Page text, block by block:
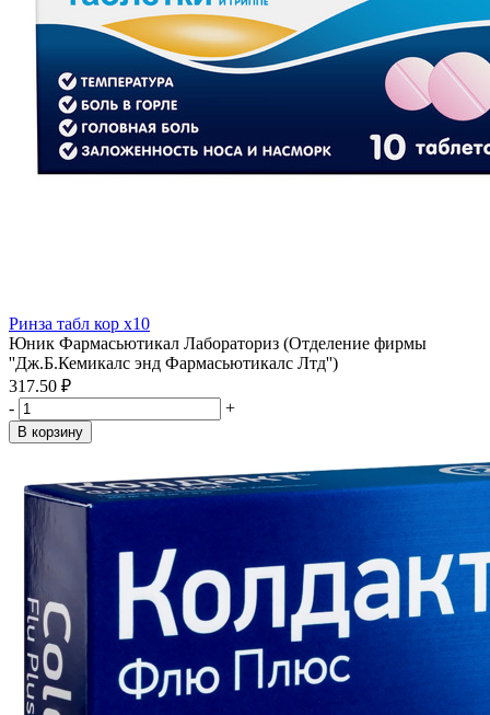
Ринза табл кор x10
Юник Фармасьютикал Лабораториз (Отделение фирмы
''Дж.Б.Кемикалс энд Фармасьютикалс Лтд'')
317.50 ₽
-
+
В корзину